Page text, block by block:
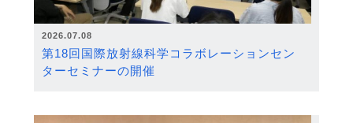
2026.07.08
第18回国際放射線科学コラボレーションセン
ターセミナーの開催